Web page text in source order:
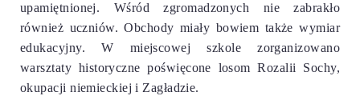
upamiętnionej. Wśród zgromadzonych nie zabrakło
również uczniów. Obchody miały bowiem także wymiar
edukacyjny. W miejscowej szkole zorganizowano
warsztaty historyczne poświęcone losom Rozalii Sochy,
okupacji niemieckiej i Zagładzie.